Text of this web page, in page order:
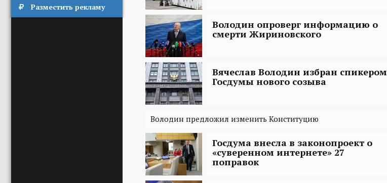
Разместить рекламу
Володин опроверг информацию о
смерти Жириновского
Вячеслав Володин избран спикером
Госдумы нового созыва
Володин предложил изменить Конституцию
Госдума внесла в законопроект о
«суверенном интернете» 27
поправок